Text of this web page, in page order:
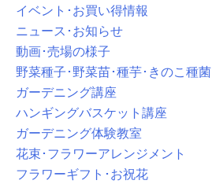
イベント･お買い得情報
ニュース･お知らせ
動画･売場の様子
野菜種子･野菜苗･種芋･きのこ種菌
ガーデニング講座
ハンギングバスケット講座
ガーデニング体験教室
花束･フラワーアレンジメント
フラワーギフト･お祝花